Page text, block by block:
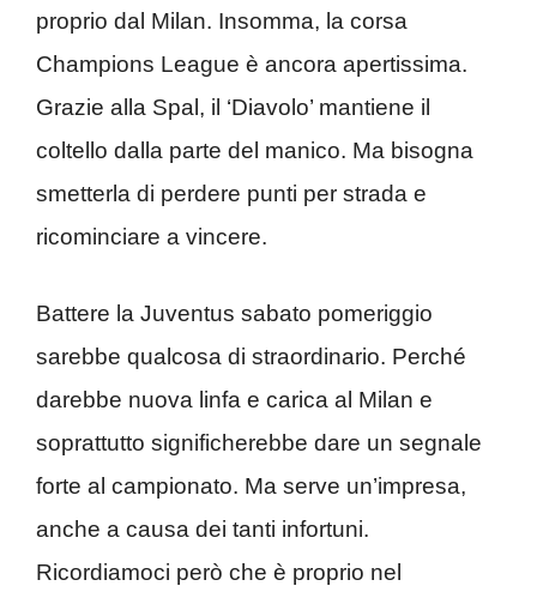
proprio dal Milan. Insomma, la corsa
Champions League è ancora apertissima.
Grazie alla Spal, il ‘Diavolo’ mantiene il
coltello dalla parte del manico. Ma bisogna
smetterla di perdere punti per strada e
ricominciare a vincere.
Battere la Juventus sabato pomeriggio
sarebbe qualcosa di straordinario. Perché
darebbe nuova linfa e carica al Milan e
soprattutto significherebbe dare un segnale
forte al campionato. Ma serve un’impresa,
anche a causa dei tanti infortuni.
Ricordiamoci però che è proprio nel